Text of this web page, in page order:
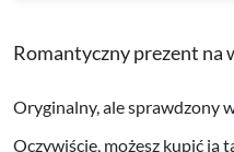
Romantyczny prezent na
Oryginalny, ale sprawdzony
Oczywiście, możesz kupić ją